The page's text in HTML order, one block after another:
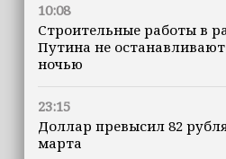
10:08
Строительные работы в
Путина не
ночью
23:15
Доллар превысил 82
марта